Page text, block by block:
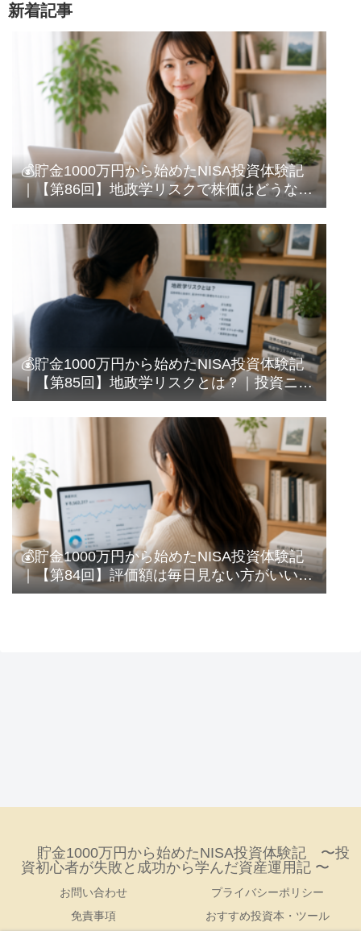
新着記事
💰貯金1000万円から始めたNISA投資体験記
｜【第86回】地政学リスクで株価はどうな
る？｜過去の相場を見て感じたこと
💰貯金1000万円から始めたNISA投資体験記
｜【第85回】地政学リスクとは？｜投資ニュ
ースでよく聞く言葉を調べてみた
💰貯金1000万円から始めたNISA投資体験記
｜【第84回】評価額は毎日見ない方がいい？
｜長期投資なのに確認してしまう私
貯金1000万円から始めたNISA投資体験記 〜投
資初心者が失敗と成功から学んだ資産運用記 〜
お問い合わせ
プライバシーポリシー
免責事項
おすすめ投資本・ツール